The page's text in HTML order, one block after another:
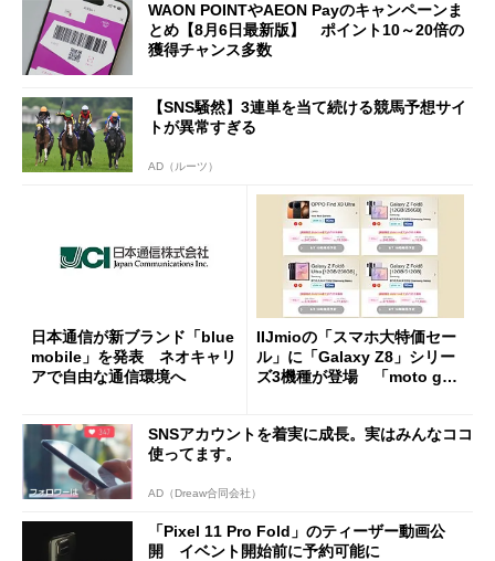
WAON POINTやAEON Payのキャンペーンま
とめ【8月6日最新版】 ポイント10～20倍の
獲得チャンス多数
【SNS騒然】3連単を当て続ける競馬予想サイ
トが異常すぎる
AD（ルーツ）
日本通信が新ブランド「blue
mobile」を発表 ネオキャリ
アで自由な通信環境へ
IIJmioの「スマホ大特価セー
ル」に「Galaxy Z8」シリー
ズ3機種が登場 「moto g37
SNSアカウントを着実に成長。実はみんなココ
使ってます。
AD（Dreaw合同会社）
「Pixel 11 Pro Fold」のティーザー動画公
開 イベント開始前に予約可能に